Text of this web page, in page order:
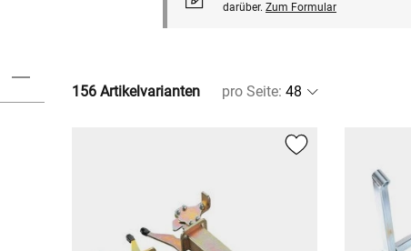
darüber. Zum Formular
156 Artikelvarianten pro Seite: